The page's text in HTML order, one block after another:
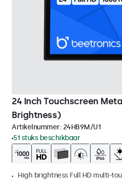
24 Inch Touchscreen
Brightness)
Artikelnummer: 24HB9M/U1
51 stuks beschikbaar
High brightness Full HD multi-